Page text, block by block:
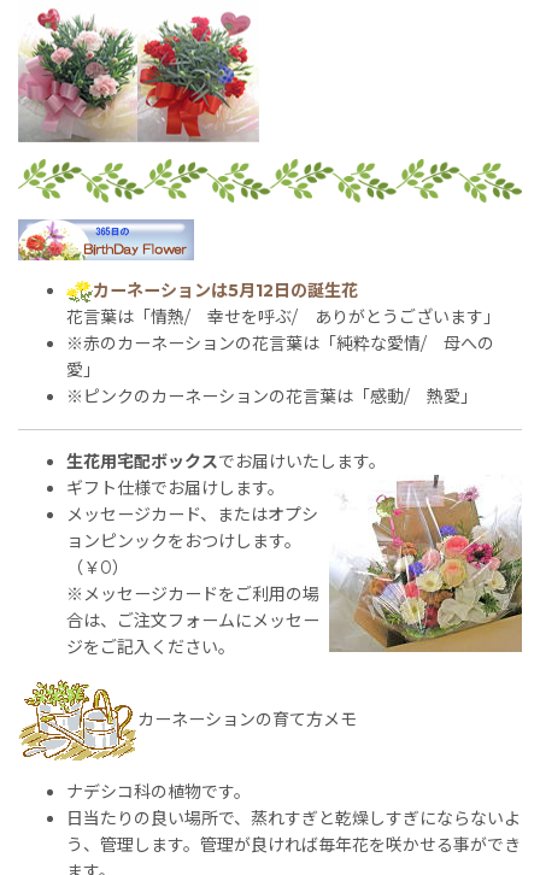
カーネーションは5月12日の誕生花
花言葉は「情熱/ 幸せを呼ぶ/ ありがとうございます」
※赤のカーネーションの花言葉は「純粋な愛情/ 母への
愛」
※ピンクのカーネーションの花言葉は「感動/ 熱愛」
生花用宅配ボックスでお届けいたします。
ギフト仕様でお届けします。
メッセージカード、またはオプシ
ョンピンックをおつけします。
（￥0）
※メッセージカードをご利用の場
合は、ご注文フォームにメッセー
ジをご記入ください。
カーネーションの育て方メモ
ナデシコ科の植物です。
日当たりの良い場所で、蒸れすぎと乾燥しすぎにならないよ
う、管理します。管理が良ければ毎年花を咲かせる事ができ